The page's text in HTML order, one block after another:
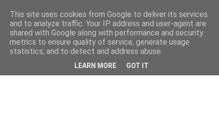
This site uses cookies from Google to deliver its services
and to analyze traffic. Your IP address and user-agent are
shared with Google along with performance and security
metrics to ensure quality of service, generate usage
statistics, and to detect and address abuse.
LEARN MORE GOT IT